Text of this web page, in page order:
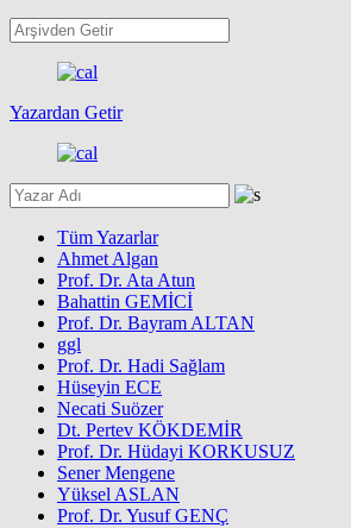
Yazardan Getir
Tüm Yazarlar
Ahmet Algan
Prof. Dr. Ata Atun
Bahattin GEMİCİ
Prof. Dr. Bayram ALTAN
ggl
Prof. Dr. Hadi Sağlam
Hüseyin ECE
Necati Suözer
Dt. Pertev KÖKDEMİR
Prof. Dr. Hüdayi KORKUSUZ
Sener Mengene
Yüksel ASLAN
Prof. Dr. Yusuf GENÇ